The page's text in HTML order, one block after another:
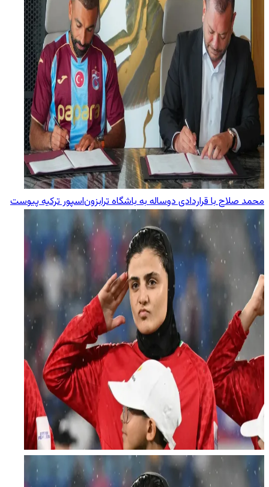
محمد صلاح با قراردادی دوساله به باشگاه ترابزون‌اسپور ترکیه پیوست